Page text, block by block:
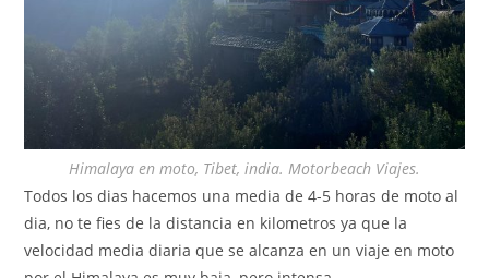
Himalaya en moto, Tibet, india. Motorbeach Viajes.
Todos los dias hacemos una media de 4-5 horas de moto al
dia, no te fies de la distancia en kilometros ya que la
velocidad media diaria que se alcanza en un viaje en moto